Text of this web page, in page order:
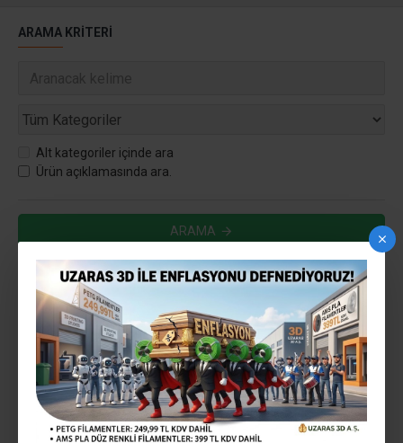
ARAMA KRITERI
Alt kategoriler içinde ara
Ürün açıklamasında ara.
ARAMA
ARAMA KRITERLERINE UYGUN ÜRÜNLER
0